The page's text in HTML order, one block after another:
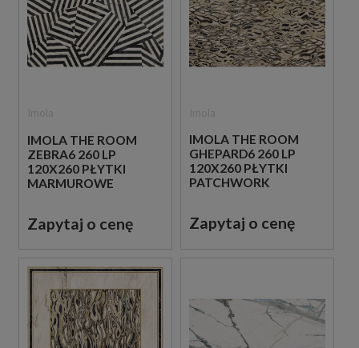
IMOLA THE ROOM
ZEBRA6 260 LP
120X260 PŁYTKI
MARMUROWE
Zapytaj o cenę
IMOLA THE ROOM
GHEPARD6 260 LP
120X260 PŁYTKI
PATCHWORK
Zapytaj o cenę